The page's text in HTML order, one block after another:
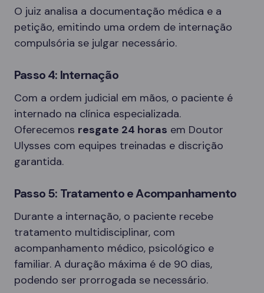
O juiz analisa a documentação médica e a
petição, emitindo uma ordem de internação
compulsória se julgar necessário.
Passo 4: Internação
Com a ordem judicial em mãos, o paciente é
internado na clínica especializada.
Oferecemos resgate 24 horas em Doutor
Ulysses com equipes treinadas e discrição
garantida.
Passo 5: Tratamento e Acompanhamento
Durante a internação, o paciente recebe
tratamento multidisciplinar, com
acompanhamento médico, psicológico e
familiar. A duração máxima é de 90 dias,
podendo ser prorrogada se necessário.